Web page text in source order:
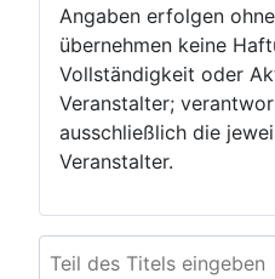
Angaben erfolgen
übernehmen keine
Vollständigkeit oder
Veranstalter;
ausschließlich die
Veranstalter.